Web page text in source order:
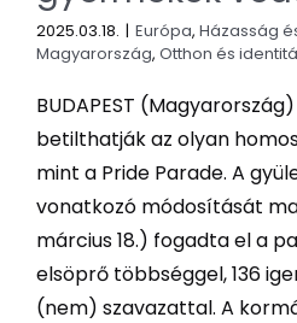
2025.03.18. | Európa, Házasság
Magyarország, Otthon és
BUDAPEST
betilthatják az olyan
mint a Pride Parade. A
vonatkozó módosítását
március 18.) fogadta el a
elsöprő többséggel, 136
(nem) szavazattal. A